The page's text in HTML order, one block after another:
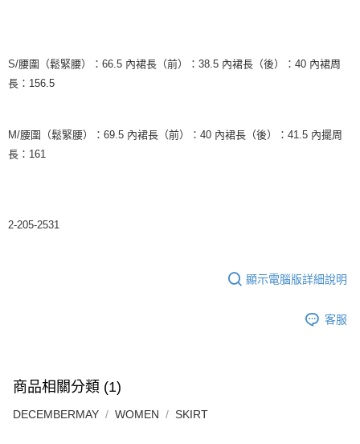
S/腰圍（鬆緊腰）：66.5 內裙長（前）：38.5 內裙長（後）：40 內裙周
長：156.5
M/腰圍（鬆緊腰）：69.5 內裙長（前）：40 內裙長（後）：41.5 內擺周
長：161
2-205-2531
顯示電腦版詳細說明
客服
商品相關分類 (1)
DECEMBERMAY WOMEN SKIRT